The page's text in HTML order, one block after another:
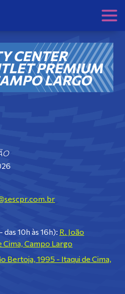
CENTER
PREMIUM
LARGO
10h às 16h): R. João
Cima, Campo Largo
Bertoja, 1995 - Itaqui de Cima,